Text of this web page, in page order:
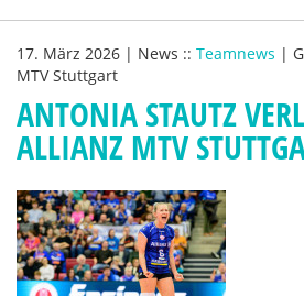
17. März 2026 | News :: Teamnews |
MTV Stuttgart
ANTONIA STAUTZ
ALLIANZ MTV